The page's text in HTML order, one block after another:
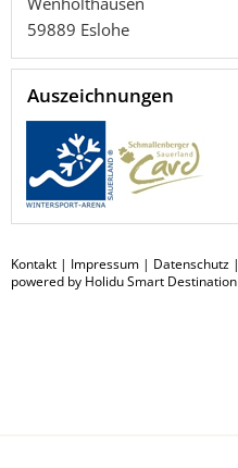
59889 Eslohe
Auszeichnungen
Kontakt | Impressum | Datenschutz |
powered by Holidu Smart Destination